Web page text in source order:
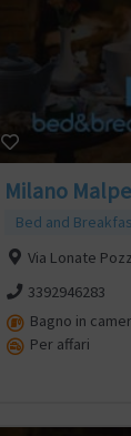
Milano
Bed and
Via Lonate
3392946283
Bagno in
Per affari